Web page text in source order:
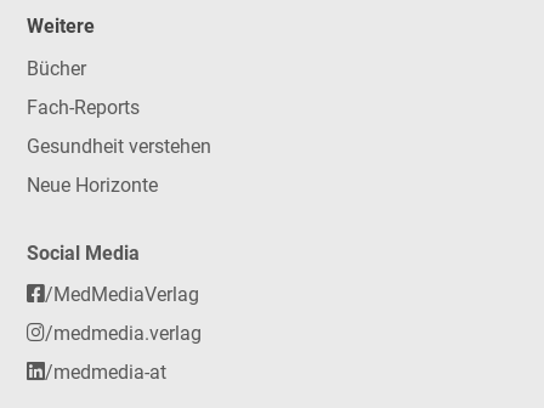
Weitere
Bücher
Fach-Reports
Gesundheit verstehen
Neue Horizonte
Social Media
/MedMediaVerlag
/medmedia.verlag
/medmedia-at